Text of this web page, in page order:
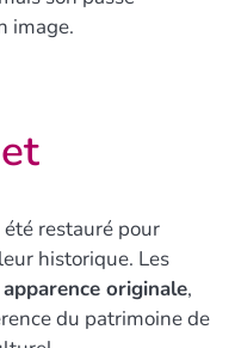
image.
restauré pour
historique. Les
apparence originale,
du patrimoine de